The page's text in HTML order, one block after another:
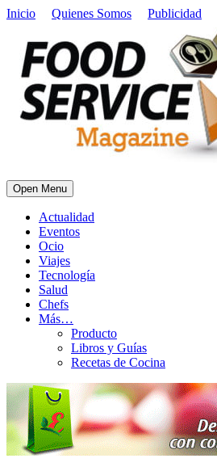
Inicio Quienes Somos Publicidad
Open Menu
Actualidad
Eventos
Ocio
Viajes
Tecnología
Salud
Chefs
Más…
Producto
Libros y Guías
Recetas de Cocina